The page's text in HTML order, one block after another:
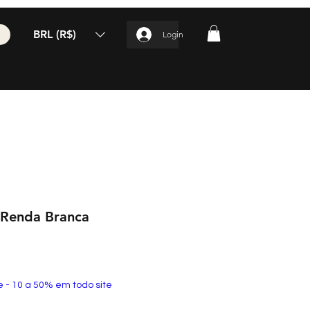
BRL (R$) Login
Branca
- 10 a 50% em todo site